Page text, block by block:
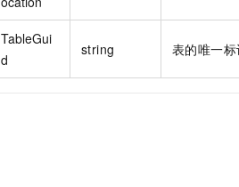
TableGui
d
string 表的唯一标